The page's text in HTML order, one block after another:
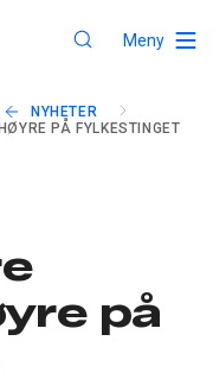
Meny
NYHETER
PÅ FYLKESTINGET
på